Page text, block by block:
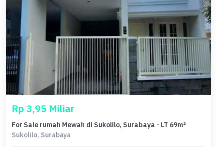
Rp 3,95 Miliar
For Sale rumah Mewah di Sukolilo, Surabaya - LT 69m²
Sukolilo, Surabaya